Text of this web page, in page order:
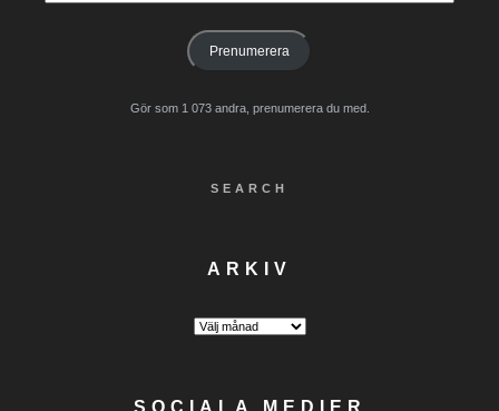
Prenumerera
Gör som 1 073 andra, prenumerera du med.
SEARCH
ARKIV
Arkiv
SOCIALA MEDIER